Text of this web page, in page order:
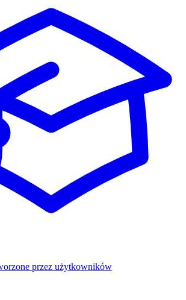
przez użytkowników